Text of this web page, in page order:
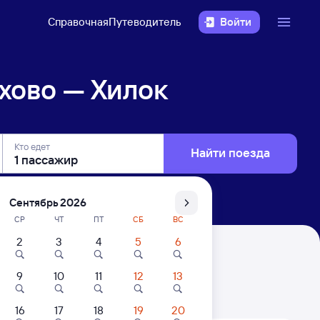
СправочнаяПутеводитель Войти
— Хилок
Кто едет Найти поезда
Цены за 1 пассажира
Сентябрь 2026
СР ЧТ ПТ СБ ВС
2 3 4 5 6
9 10 11 12 13
16 17 18 19 20